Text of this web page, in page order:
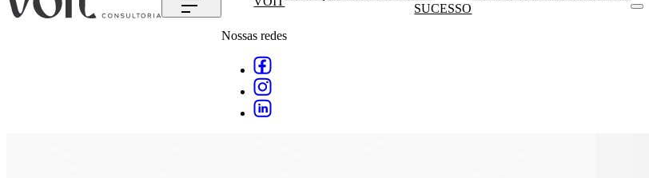
SUCESSO
Nossas redes